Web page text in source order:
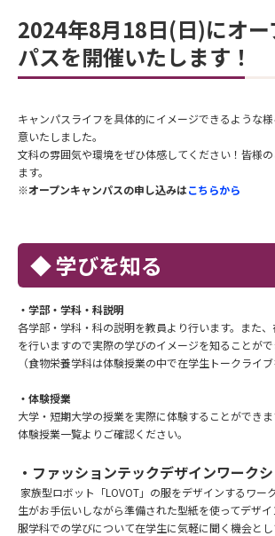
2024年8月18日(日)にオー
パスを開催いたします！
キャンパスライフを具体的にイメージできるような
意いたしました。
文科の雰囲気や環境をぜひ体感してください！皆様
ます。
※オープンキャンパスの申し込みはこちらから
◆ 学びを知る
・学部・学科・科説明
各学部・学科・科の説明を教員より行います。また
を行いますので実際の学びのイメージを知ることがで
（食物栄養学科は体験授業の中で在学生トークライブ
・体験授業
大学・短期大学の授業を実際に体験することができま
体験授業一覧よりご確認ください。
・ファッションテックデザインワーク
家族型ロボット「LOVOT」の服をデザインするワー
生がお手伝いしながら準備された型紙を使ってデザ
服学科での学びについて在学生に気軽に聞く機会とし